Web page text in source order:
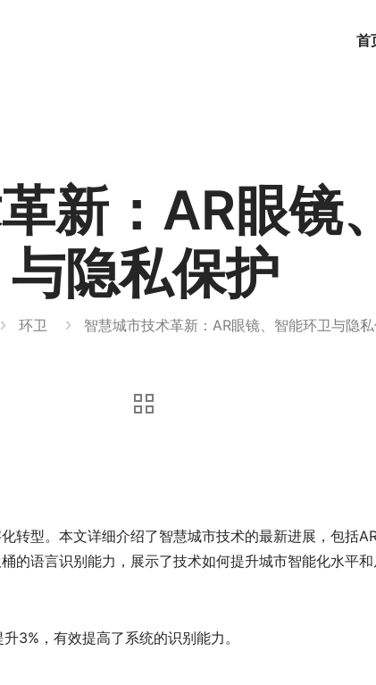
首
新：AR眼镜
与隐私保护
环卫 智慧城市技术革新：AR眼镜、智能环卫与隐
转型。本文详细介绍了智慧城市技术的最新进展，包括
的语言识别能力，展示了技术如何提升城市智能化水平和
3%，有效提高了系统的识别能力。